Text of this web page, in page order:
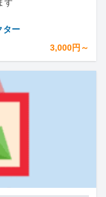
す
ター
3,000円～